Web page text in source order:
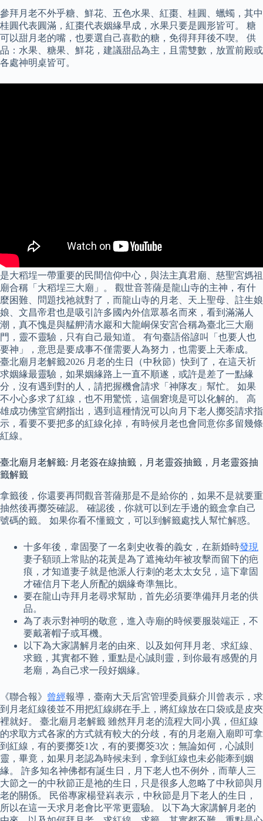
參拜月老不外乎糖、鮮花、五色水果、紅棗、桂圓、蠟蠋，其中
桂圓代表圓滿，紅棗代表姻緣早成，水果只要是圓形皆可。 糖
可以甜月老的嘴，也要選自己喜歡的糖，免得拜拜後不喫。 供
品：水果、糖果、鮮花，建議甜品為主，且需雙數，放置前殿或
各處神明桌皆可。
是大稻埕一帶重要的民間信仰中心，與法主真君廟、慈聖宮媽祖
廟合稱「大稻埕三大廟」。 觀世音菩薩是龍山寺的主神，有什
麼困難、問題找祂就對了，而龍山寺的月老、天上聖母、註生娘
娘、文昌帝君也是吸引許多國內外信眾慕名而來，看到滿滿人
潮，真不愧是與艋舺清水巖和大龍峒保安宮合稱為臺北三大廟
門，靈不靈驗，只有自己最知道。 有句臺語俗諺叫「也要人也
要神」，意思是要成事不僅需要人為努力，也需要上天牽成。
臺北廟月老解籤2026 月老的生日（中秋節）快到了，在這天祈
求姻緣最靈驗，如果姻緣路上一直不順遂，或許是差了一點緣
分，沒有遇到對的人，請把握機會請求「神隊友」幫忙。 如果
不小心多求了紅線，也不用驚慌，這個窘境是可以化解的。 高
雄成功佛堂官網指出，遇到這種情況可以向月下老人擲筊請求指
示，看要不要把多的紅線化掉，有時候月老也會同意你多留幾條
紅線。
臺北廟月老解籤: 月老簽在線抽籤，月老靈簽抽籤，月老靈簽抽
籤解籤
拿籤後，你還要再問觀音菩薩那是不是給你的，如果不是就要重
抽然後再擲筊確認。 確認後，你就可以到左手邊的籤盒拿自己
號碼的籤。 如果你看不懂籤文，可以到解籤處找人幫忙解惑。
十多年後，韋固娶了一名刺史收養的義女，在新婚時發現
妻子額頭上常貼的花黃是為了遮掩幼年被攻擊而留下的疤
痕，才知道妻子就是他派人行刺的老太太女兒，這下韋固
才確信月下老人所配的姻緣奇準無比。
要在龍山寺拜月老尋求幫助，首先必須要準備拜月老的供
品。
為了表示對神明的敬意，進入寺廟的時候要服裝端正，不
要戴著帽子或耳機。
以下為大家講解月老的由來、以及如何拜月老、求紅線、
求籤，其實都不難，重點是心誠則靈，到你最有感覺的月
老廟，為自己求一段好姻緣。
《聯合報》 曾經報導，臺南大天后宮管理委員蘇介川曾表示，求
到月老紅線後並不用把紅線綁在手上，將紅線放在口袋或是皮夾
裡就好。 臺北廟月老解籤 雖然拜月老的流程大同小異，但紅線
的求取方式各家的方式就有較大的分歧，有的月老廟入廟即可拿
到紅線，有的要擲筊1次，有的要擲筊3次；無論如何，心誠則
靈，畢竟，如果月老認為時候未到，拿到紅線也未必能牽到姻
緣。 許多知名神佛都有誕生日，月下老人也不例外，而華人三
大節之一的中秋節正是祂的生日，只是很多人忽略了中秋節與月
老的關係。 民俗專家楊登嵙表示，中秋節是月下老人的生日，
所以在這一天求月老會比平常更靈驗。 以下為大家講解月老的